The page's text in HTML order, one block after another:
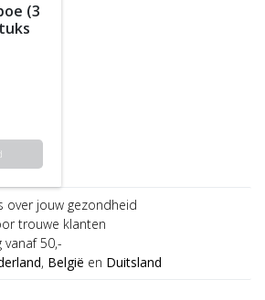
over jouw gezondheid
trouwe klanten
vanaf 50,-
, België en Duitsland